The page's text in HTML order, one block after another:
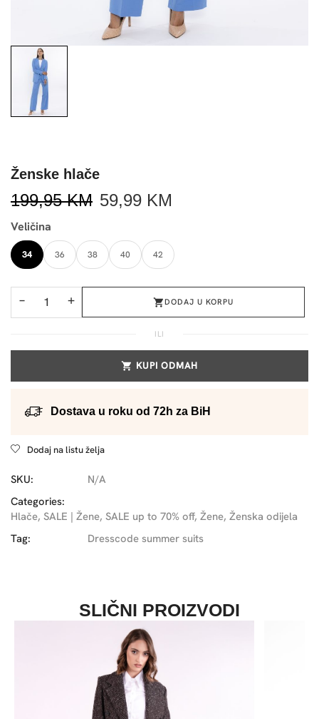
Ženske hlače
199,95KM 59,99 KM
Veličina
34 36 38 40 42
− + DODAJ U KORPU
ILI
KUPI ODMAH
Dostava u roku od 72h za BiH
Dodaj na listu želja
SKU:
N/A
Categories:
Hlače, SALE | Žene, SALE up to 70% off, Žene, Ženska odijela
Tag:
Dresscode summer suits
SLIČNI PROIZVODI